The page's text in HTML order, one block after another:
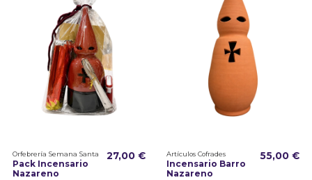
Orfebrería Semana Santa
Pack Incensario
Nazareno
27,00 € Artículos Cofrades
Incensario Barro
Nazareno
55,00 €